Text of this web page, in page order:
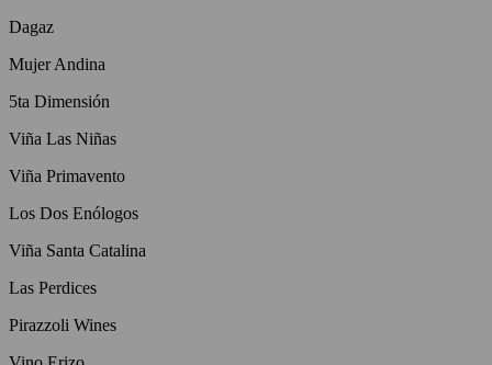
Dagaz
Mujer Andina
5ta Dimensión
Viña Las Niñas
Viña Primavento
Los Dos Enólogos
Viña Santa Catalina
Las Perdices
Pirazzoli Wines